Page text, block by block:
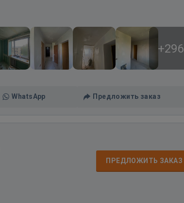
+296
WhatsApp Предложить заказ
ПРЕДЛОЖИТЬ ЗАКАЗ